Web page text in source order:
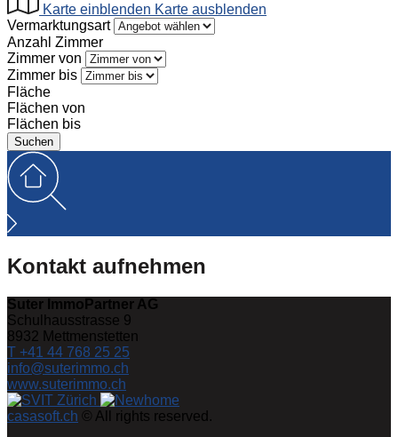
Karte einblenden Karte ausblenden
Vermarktungsart
Anzahl Zimmer
Zimmer von
Zimmer bis
Fläche
Flächen von
Flächen bis
Kontakt aufnehmen
Suter ImmoPartner AG
Schulhausstrasse 9
8932 Mettmenstetten
T +41 44 768 25 25
info@suterimmo.ch
www.suterimmo.ch
casasoft.ch © All rights reserved.